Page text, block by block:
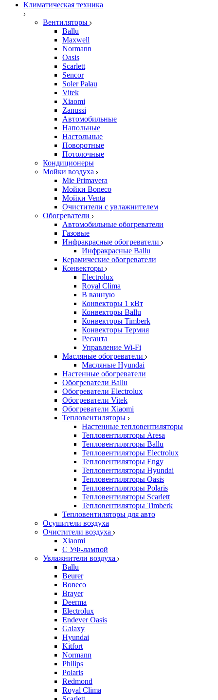
Климатическая техника
Вентиляторы
Ballu
Maxwell
Normann
Oasis
Scarlett
Sencor
Soler Palau
Vitek
Xiaomi
Zanussi
Автомобильные
Напольные
Настольные
Поворотные
Потолочные
Кондиционеры
Мойки воздуха
Mie Primavera
Мойки Boneco
Мойки Venta
Очистители с увлажнителем
Обогреватели
Автомобильные обогреватели
Газовые
Инфракрасные обогреватели
Инфракрасные Ballu
Керамические обогреватели
Конвекторы
Electrolux
Royal Clima
В ванную
Конвекторы 1 кВт
Конвекторы Ballu
Конвекторы Timberk
Конвекторы Термия
Ресанта
Управление Wi-Fi
Масляные обогреватели
Масляные Hyundai
Настенные обогреватели
Обогреватели Ballu
Обогреватели Electrolux
Обогреватели Vitek
Обогреватели Xiaomi
Тепловентиляторы
Настенные тепловентиляторы
Тепловентиляторы Aresa
Тепловентиляторы Ballu
Тепловентиляторы Electrolux
Тепловентиляторы Engy
Тепловентиляторы Hyundai
Тепловентиляторы Oasis
Тепловентиляторы Polaris
Тепловентиляторы Scarlett
Тепловентиляторы Timberk
Тепловентиляторы для авто
Осушители воздуха
Очистители воздуха
Xiaomi
С УФ-лампой
Увлажнители воздуха
Ballu
Beurer
Boneco
Brayer
Deerma
Electrolux
Endever Oasis
Galaxy
Hyundai
Kitfort
Normann
Philips
Polaris
Redmond
Royal Clima